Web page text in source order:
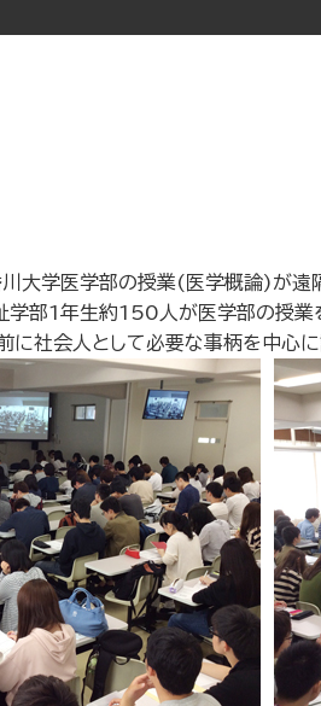
大学医学部の授業(医学概論)が遠
学部1年生約150人が医学部の授業
に社会人として必要な事柄を中心